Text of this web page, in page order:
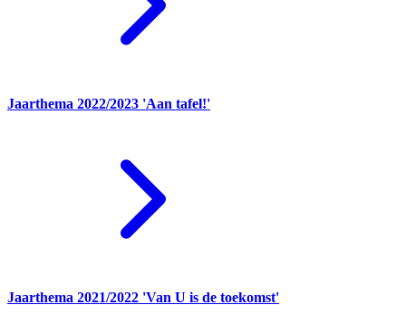
Jaarthema 2022/2023 'Aan tafel!'
Jaarthema 2021/2022 'Van U is de toekomst'